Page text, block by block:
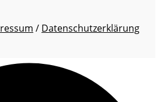
/ Datenschutzerklärung